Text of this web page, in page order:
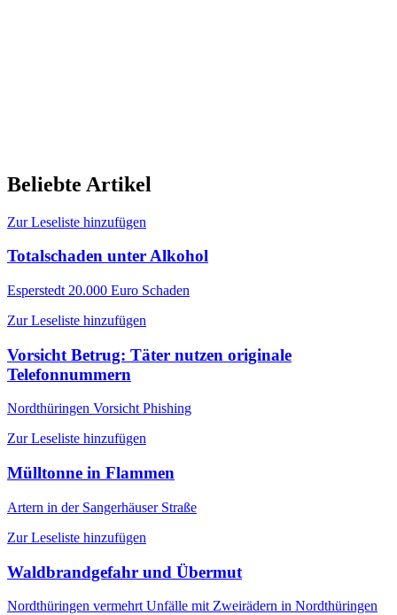
Beliebte Artikel
Zur Leseliste hinzufügen
Totalschaden unter Alkohol
Esperstedt 20.000 Euro Schaden
Zur Leseliste hinzufügen
Vorsicht Betrug: Täter nutzen originale
Telefonnummern
Nordthüringen Vorsicht Phishing
Zur Leseliste hinzufügen
Mülltonne in Flammen
Artern in der Sangerhäuser Straße
Zur Leseliste hinzufügen
Waldbrandgefahr und Übermut
Nordthüringen vermehrt Unfälle mit Zweirädern in Nordthüringen